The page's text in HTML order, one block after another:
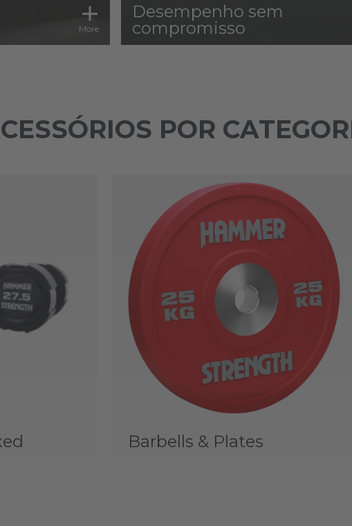
More
Desempenho sem
compromisso
POR
Barbells & Plates